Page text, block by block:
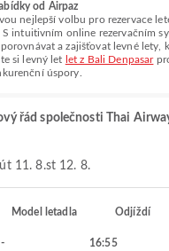
od Airpaz
nejlepší volbu pro rezervace
intuitivním online rezervačním
a zajišťovat levné lety,
si levný let let z Bali Denpasar
úspory.
řád společnosti Thai
út 11. 8.st 12. 8.
Model letadla Odjíždí
- 16:55